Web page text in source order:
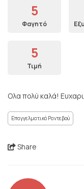
5
Φαγητό
5
Τιμή
Ολα πολύ καλά!
Επαγγελματικό Ραντεβού
Share